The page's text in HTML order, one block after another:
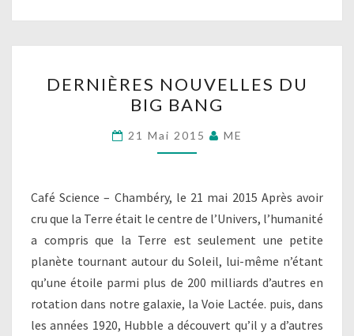
NOUVELLES
DU
BIG
BANG
DERNIÈRES NOUVELLES DU
BIG BANG
21 Mai 2015 ME
Café Science – Chambéry, le 21 mai 2015 Après avoir
cru que la Terre était le centre de l’Univers, l’humanité
a compris que la Terre est seulement une petite
planète tournant autour du Soleil, lui-même n’étant
qu’une étoile parmi plus de 200 milliards d’autres en
rotation dans notre galaxie, la Voie Lactée. puis, dans
les années 1920, Hubble a découvert qu’il y a d’autres